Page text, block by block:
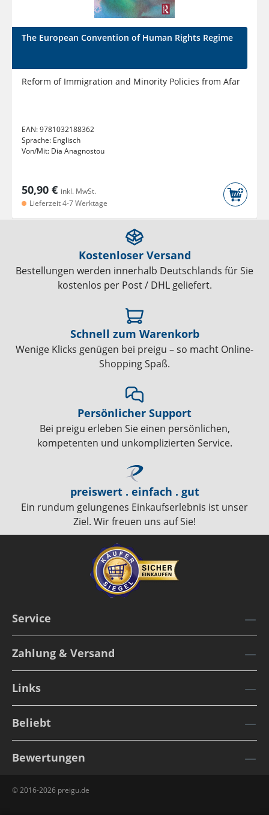
The European Convention of Human Rights Regime
Reform of Immigration and Minority Policies from Afar
EAN:9781032188362
Sprache: Englisch
Von/Mit: Dia Anagnostou
50,90 € inkl. MwSt.
Lieferzeit 4-7 Werktage
Kostenloser Versand
Bestellungen werden innerhalb Deutschlands für Sie
kostenlos per Post / DHL geliefert.
Schnell zum Warenkorb
Wenige Klicks genügen bei preigu – so macht Online-
Shopping Spaß.
Persönlicher Support
Bei preigu erleben Sie einen persönlichen,
kompetenten und unkomplizierten Service.
preiswert . einfach . gut
Ein rundum gelungenes Einkaufserlebnis ist unser
Ziel. Wir freuen uns auf Sie!
Service
Zahlung & Versand
Links
Beliebt
Bewertungen
© 2016-2026 preigu.de